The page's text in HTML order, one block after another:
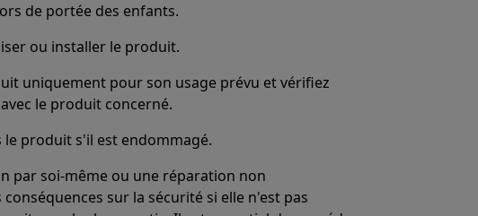
de portée des enfants.
ou installer le produit.
uniquement pour son usage prévu et vérifiez
le produit concerné.
produit s'il est endommagé.
par soi-même ou une réparation non
sur la sécurité si elle n'est pas